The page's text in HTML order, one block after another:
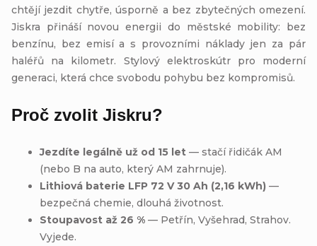
chtějí jezdit chytře, úsporně a bez zbytečných omezení.
Jiskra přináší novou energii do městské mobility: bez
benzínu, bez emisí a s provozními náklady jen za pár
haléřů na kilometr. Stylový elektroskútr pro moderní
generaci, která chce svobodu pohybu bez kompromisů.
Proč zvolit Jiskru?
Jezdíte legálně už od 15 let — stačí řidičák AM
(nebo B na auto, který AM zahrnuje).
Lithiová baterie LFP 72 V 30 Ah (2,16 kWh) —
bezpečná chemie, dlouhá životnost.
Stoupavost až 26 % — Petřín, Vyšehrad, Strahov.
Vyjede.